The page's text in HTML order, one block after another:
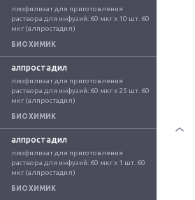
лиофилизат для приготовления
раствора для инфузий: 60 мкг x 10 шт. 60
мкг (алпростадил)
БИОХИМИК
алпростадил
лиофилизат для приготовления
раствора для инфузий: 60 мкг x 25 шт. 60
мкг (алпростадил)
БИОХИМИК
алпростадил
лиофилизат для приготовления
раствора для инфузий: 60 мкг x 1 шт. 60
мкг (алпростадил)
БИОХИМИК